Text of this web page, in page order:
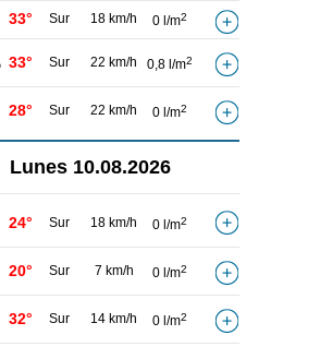
33° Sur 18 km/h 0 l/m2
33° Sur 22 km/h 0,8 l/m2
28° Sur 22 km/h 0 l/m2
Lunes 10.08.2026
24° Sur 18 km/h 0 l/m2
20° Sur 7 km/h 0 l/m2
32° Sur 14 km/h 0 l/m2